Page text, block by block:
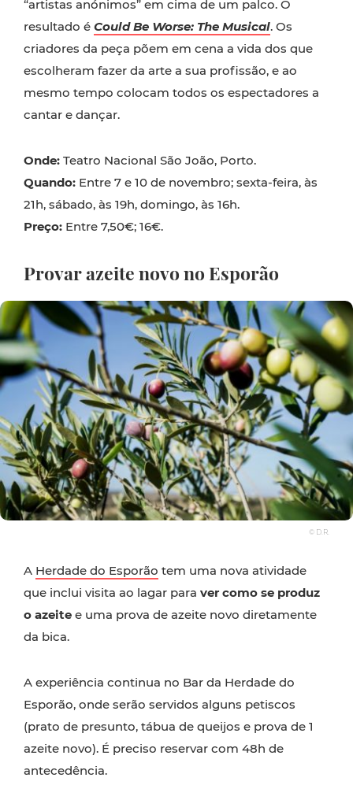
“artistas anónimos” em cima de um palco. O
resultado é Could Be Worse: The Musical. Os
criadores da peça põem em cena a vida dos que
escolheram fazer da arte a sua profissão, e ao
mesmo tempo colocam todos os espectadores a
cantar e dançar.
Onde: Teatro Nacional São João, Porto.
Quando: Entre 7 e 10 de novembro; sexta-feira, às
21h, sábado, às 19h, domingo, às 16h.
Preço: Entre 7,50€; 16€.
Provar azeite novo no Esporão
© D.R.
A Herdade do Esporão tem uma nova atividade
que inclui visita ao lagar para ver como se produz
o azeite e uma prova de azeite novo diretamente
da bica.
A experiência continua no Bar da Herdade do
Esporão, onde serão servidos alguns petiscos
(prato de presunto, tábua de queijos e prova de 1
azeite novo). É preciso reservar com 48h de
antecedência.